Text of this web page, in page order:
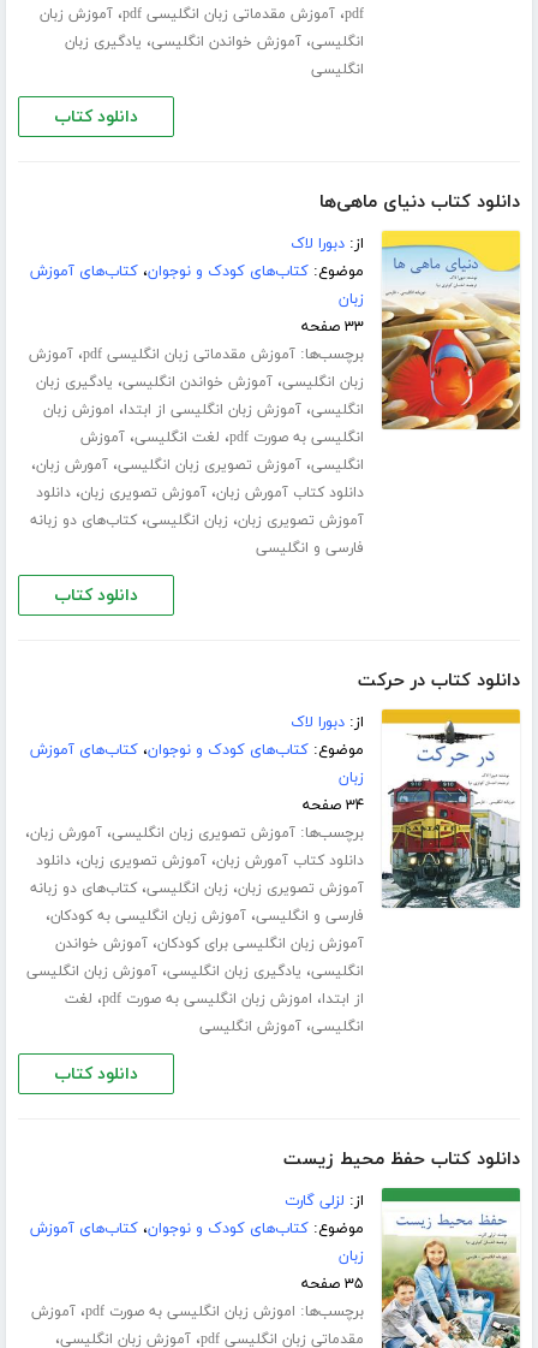
pdf،آموزش مقدماتی زبان انگلیسی pdf ،آموزش زبان
انگلیسی،آموزش خواندن انگلیسی، یادگیری زبان
انگلیسی
دانلود کتاب
دانلود کتاب دنیای ماهی‌ها
از:دبورا لاک
موضوع:کتاب‌های کودک و نوجوان،کتاب‌های آموزش
زبان
۳۳ صفحه
برچسب‌ها:آموزش مقدماتی زبان انگلیسی pdf ،آموزش
زبان انگلیسی،آموزش خواندن انگلیسی، یادگیری زبان
انگلیسی،آموزش زبان انگلیسی از ابتدا، اموزش زبان
انگلیسی به صورت pdf
، لغت انگلیسی،آموزش
انگلیسی،آموزش تصویری زبان انگلیسی،آمورش زبان،
دانلود کتاب آمورش زبان،آموزش تصویری زبان،دانلود
آموزش تصویری زبان، زبان انگلیسی،کتاب‌های دو زبانه
فارسی و انگلیسی
دانلود کتاب
دانلود کتاب در حرکت
از:دبورا لاک
موضوع:کتاب‌های کودک و نوجوان،کتاب‌های آموزش
زبان
۳۴ صفحه
برچسب‌ها:آموزش تصویری زبان انگلیسی،آمورش زبان،
دانلود کتاب آمورش زبان،آموزش تصویری زبان،دانلود
آموزش تصویری زبان، زبان انگلیسی،کتاب‌های دو زبانه
فارسی و انگلیسی،آموزش زبان انگلیسی به کودکان،
آموزش زبان انگلیسی برای کودکان،آموزش خواندن
انگلیسی، یادگیری زبان انگلیسی،آموزش زبان انگلیسی
از ابتدا، اموزش زبان انگلیسی به صورت pdf ، لغت
انگلیسی،آموزش انگلیسی
دانلود کتاب
دانلود کتاب حفظ محیط زیست
از: لزلی گارت
موضوع:کتاب‌های کودک و نوجوان،کتاب‌های آموزش
زبان
۳۵ صفحه
برچسب‌ها: اموزش زبان انگلیسی به صورت pdf ،آموزش
مقدماتی زبان انگلیسی pdf
،آموزش زبان انگلیسی،